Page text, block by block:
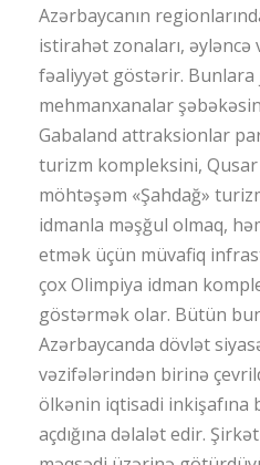
Azərbaycanın
istirahət zonaları,
fəaliyyət göstərir. Bunlara
mehmanxanalar
Gabaland attraksionlar
turizm kompleksini, Qusar
möhtəşəm «Şahdağ»
idmanla məşğul olmaq,
etmək üçün müvafiq
çox Olimpiya idman
göstərmək olar. Bütün
Azərbaycanda dövlət
vəzifələrindən birinə
ölkənin iqtisadi
açdığına dəlalət edir.